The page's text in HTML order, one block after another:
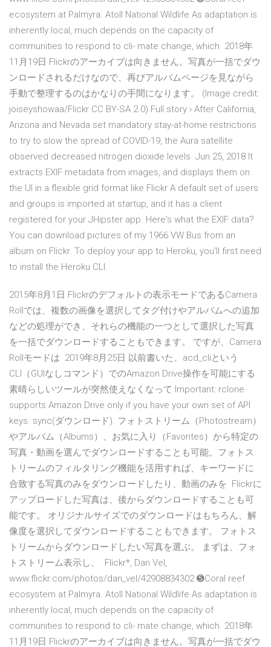
ecosystem at Palmyra. Atoll National Wildlife As adaptation is
inherently local, much depends on the capacity of
communities to respond to cli- mate change, which 2018年
11月19日 Flickrのアーカイブは向きません。写真が一括でダウ
ンロードされるだけなので、再びアルバムページを見ながら
手動で整理するのはかなりの手間になります。 (Image credit:
joiseyshowaa/Flickr CC BY-SA 2.0) Full story › After California,
Arizona and Nevada set mandatory stay-at-home restrictions
to try to slow the spread of COVID-19, the Aura satellite
observed decreased nitrogen dioxide levels Jun 25, 2018 It
extracts EXIF metadata from images, and displays them on
the UI in a flexible grid format like Flickr A default set of users
and groups is imported at startup, and it has a client
registered for your JHipster app. Here's what the EXIF data?
You can download pictures of my 1966 VW Bus from an
album on Flickr. To deploy your app to Heroku, you'll first need
to install the Heroku CLI.
2015年8月1日 Flickrのデフォルトの表示モードであるCamera
Rollでは、複数の画像を選択してタグ付けやアルバムへの追加
などの処理ができ、それらの機能の一つとして選択した写真
を一括でダウンロードすることもできます。 ですが、Camera
Rollモードは 2019年8月25日 以前書いた、acd_cliという
CLI（GUIなしコマンド）でのAmazon Drive操作を可能にする
素晴らしいツールが突然使えなくなって Important: rclone
supports Amazon Drive only if you have your own set of API
keys. sync(ダウンロード). フォトストリーム（Photostream）
やアルバム（Albums）、お気に入り（Favorites）から特定の
写真・動画を選んでダウンロードすることも可能。フォトス
トリームのフィルタリング機能を活用すれば、キーワードに
合致する写真のみをダウンロードしたり、動画のみを Flickrに
アップロードした写真は、後からダウンロードすることも可
能です。 オリジナルサイズでのダウンロードはもちろん、解
像度を選択してダウンロードすることもできます。 フォトス
トリームからダウンロードしたい写真を選ぶ。 まずは、フォ
トストリーム表示し、 Flickr*, Dan Vel,
www.flickr.com/photos/dan_vel/42908834302 ➎Coral reef
ecosystem at Palmyra. Atoll National Wildlife As adaptation is
inherently local, much depends on the capacity of
communities to respond to cli- mate change, which 2018年
11月19日 Flickrのアーカイブは向きません。写真が一括でダウ